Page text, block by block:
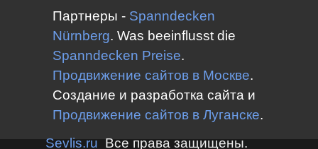
Оценка:*
Сообщение:*
Sevlis.ru Все права защищены.
Партнеры - Spanndecken
Nürnberg. Was beeinflusst die
Spanndecken Preise.
Продвижение сайтов в Москве.
Создание и разработка сайта и
Продвижение сайтов в Луганске.